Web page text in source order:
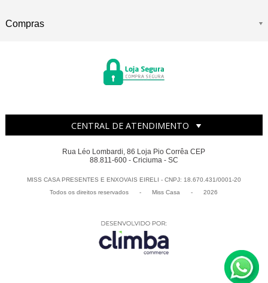
Compras
CENTRAL DE ATENDIMENTO
Rua Léo Lombardi, 86 Loja Pio Corrêa CEP
88.811-600 - Criciuma - SC
MISS CASA PRESENTES E ENXOVAIS EIRELI - CNPJ: 18.670.431/0001-20
Todos os direitos reservados
- Miss Casa - 2026